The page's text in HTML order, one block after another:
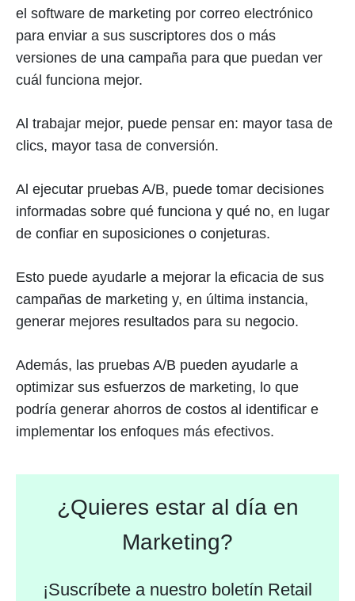
el software de marketing por correo electrónico
para enviar a sus suscriptores dos o más
versiones de una campaña para que puedan ver
cuál funciona mejor.
Al trabajar mejor, puede pensar en: mayor tasa de
clics, mayor tasa de conversión.
Al ejecutar pruebas A/B, puede tomar decisiones
informadas sobre qué funciona y qué no, en lugar
de confiar en suposiciones o conjeturas.
Esto puede ayudarle a mejorar la eficacia de sus
campañas de marketing y, en última instancia,
generar mejores resultados para su negocio.
Además, las pruebas A/B pueden ayudarle a
optimizar sus esfuerzos de marketing, lo que
podría generar ahorros de costos al identificar e
implementar los enfoques más efectivos.
¿Quieres estar al día en
Marketing?
¡Suscríbete a nuestro boletín Retail